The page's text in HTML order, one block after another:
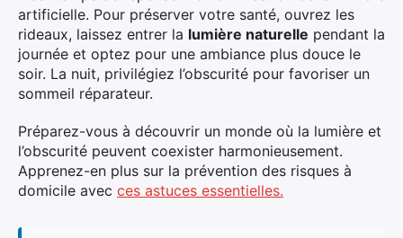
artificielle. Pour préserver votre santé, ouvrez les
rideaux, laissez entrer la lumière naturelle pendant la
journée et optez pour une ambiance plus douce le
soir. La nuit, privilégiez l’obscurité pour favoriser un
sommeil réparateur.
Préparez-vous à découvrir un monde où la lumière et
l’obscurité peuvent coexister harmonieusement.
Apprenez-en plus sur la prévention des risques à
domicile avec ces astuces essentielles.